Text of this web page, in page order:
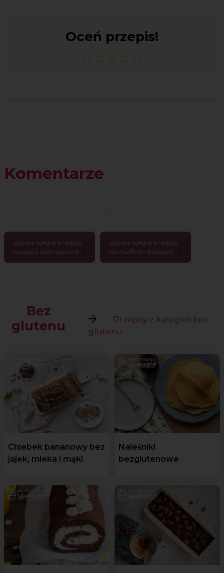
Oceń przepis!
Komentarze
Zobacz kolejne przepisy
na ciasta alternatywne
Zobacz kolejne przepisy
na muffinki i babeczki
Bez
glutenu
Przepisy z kategorii bez
glutenu
Chlebek bananowy bez
jajek, mleka i mąki
Naleśniki
bezglutenowe